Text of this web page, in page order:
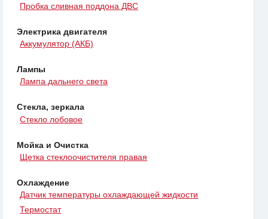
Пробка сливная поддона ДВС
Электрика двигателя
Аккумулятор (АКБ)
Лампы
Лампа дальнего света
Стекла, зеркала
Стекло лобовое
Мойка и Очистка
Щетка стеклоочистителя правая
Охлаждение
Датчик температуры охлаждающей жидкости
Термостат